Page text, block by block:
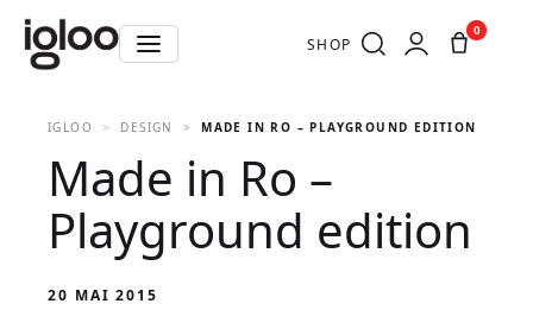
SHOP
0
IGLOO DESIGN MADE IN RO – PLAYGROUND EDITION
Made in Ro –
Playground edition
20 MAI 2015